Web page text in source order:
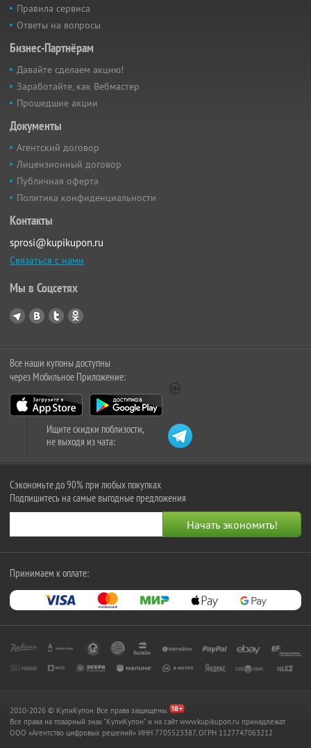
Правила сервиса
Ответы на вопросы
Бизнес-Партнёрам
Давайте сделаем акцию!
Заработайте, как Вебмастер
Прошедшие акции
Документы
Агентский договор
Лицензионный договор
Публичная оферта
Политика конфиденциальности
Контакты
sprosi@kupikupon.ru
Связаться с нами
Мы в Соцсетях
Все наши купоны доступны
через Мобильное Приложение:
Ищите скидки поблизости,
не выходя из чата:
Сэкономьте до 90% при любых покупках
Подпишитесь на самые выгодные предложения
Принимаем к оплате:
2010-2026 © КупиКупон. Все права защищены.
Все права на товарный знак "КупиКупон" и на сайт www.kupikupon.ru принадлежат
OOO «Агентство цифровых решений» ИНН 7705523387, ОГРН 1127747063212